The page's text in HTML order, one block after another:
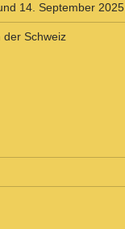
14. September 2025
der Schweiz